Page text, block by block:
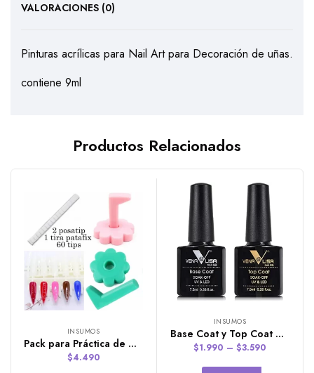
VALORACIONES (0)
Pinturas acrílicas para Nail Art para Decoración de uñas.
contiene 9ml
Productos Relacionados
INSUMOS
Pack para Práctica de Decoraciones Inicial
$4.490
INSUMOS
Base Coat y Top Coat de la Marca VENALISA
$1.990 – $3.590